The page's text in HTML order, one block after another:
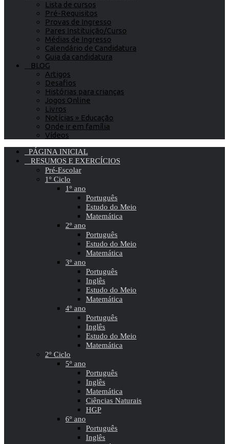
Lista de cursos
Pré-Requisitos
Provas de Ingresso
Pares Instituição/Curso
Médias de Ingresso
Calendário de Candidatura
Guia da candidatura
BLOG
Artigos
Desafios
Histórias para crianças
Jogos Online
Livros
Notícias » Educação
Onde ir em família
Vídeos
PÁGINA INICIAL
RESUMOS E EXERCÍCIOS
Pré-Escolar
1º Ciclo
1º ano
Português
Estudo do Meio
Matemática
2º ano
Português
Estudo do Meio
Matemática
3º ano
Português
Inglês
Estudo do Meio
Matemática
4º ano
Português
Inglês
Estudo do Meio
Matemática
2º Ciclo
5º ano
Português
Inglês
Matemática
Ciências Naturais
HGP
6º ano
Português
Inglês